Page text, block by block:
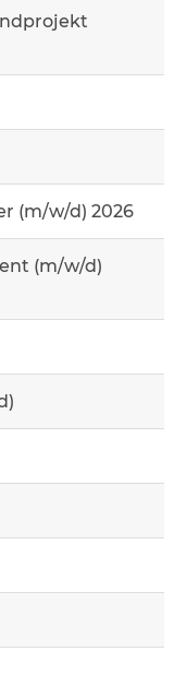
(m/w/d) 2026
(m/w/d)